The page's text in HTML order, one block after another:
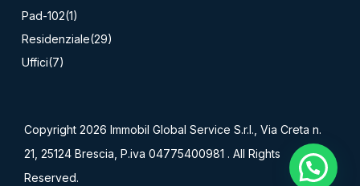
Pad-102(1)
Residenziale(29)
Uffici(7)
Copyright 2026 Immobil Global Service S.r.l., Via Creta n.
21, 25124 Brescia, P.iva 04775400981 . All Rights
Reserved.